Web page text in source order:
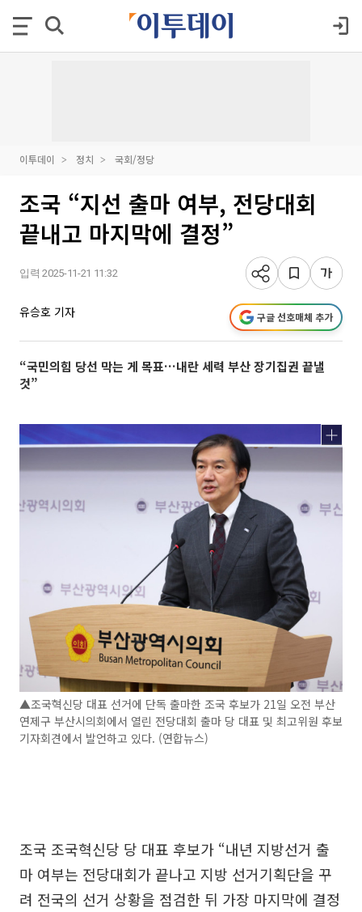
이투데이 정치 국회/정당
조국 “지선 출마 여부, 전당대회
끝내고 마지막에 결정”
입력 2025-11-21 11:32
유승호 기자 구글 선호매체 추가
“국민의힘 당선 막는 게 목표…내란 세력 부산 장기집권 끝낼
것”
▲조국혁신당 대표 선거에 단독 출마한 조국 후보가 21일 오전 부산
연제구 부산시의회에서 열린 전당대회 출마 당 대표 및 최고위원 후보
기자회견에서 발언하고 있다. (연합뉴스)
조국 조국혁신당 당 대표 후보가 “내년 지방선거 출
마 여부는 전당대회가 끝나고 지방 선거기획단을 꾸
려 전국의 선거 상황을 점검한 뒤 가장 마지막에 결정